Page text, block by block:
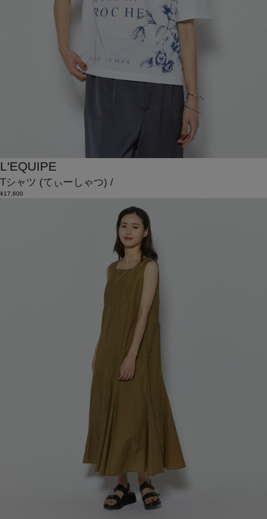
L'EQUIPE
Tシャツ (てぃーしゃつ) /
¥17,600